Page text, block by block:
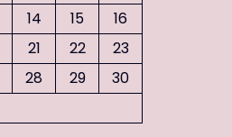
14 15
16
21 22
23
28 29
30